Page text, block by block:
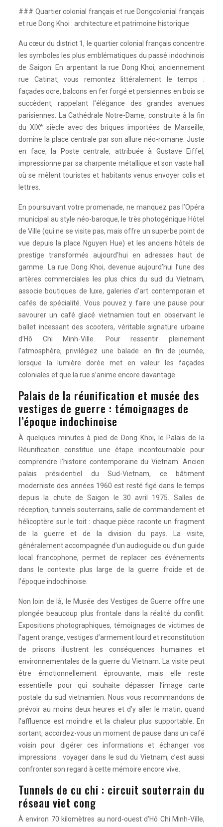
### Quartier colonial français et rue Dongcolonial français
et rue Dong Khoi : architecture et patrimoine historique
Au cœur du district 1, le quartier colonial français concentre
les symboles les plus emblématiques du passé indochinois
de Saigon. En arpentant la rue Dong Khoi, anciennement
rue Catinat, vous remontez littéralement le temps :
façades ocre, balcons en fer forgé et persiennes en bois se
succèdent, rappelant l’élégance des grandes avenues
parisiennes. La Cathédrale Notre-Dame, construite à la fin
du XIXesiècle avec des briques importées de Marseille,
domine la place centrale par son allure néo-romane. Juste
en face, la Poste centrale, attribuée à Gustave Eiffel,
impressionne par sa charpente métallique et son vaste hall
où se mêlent touristes et habitants venus envoyer colis et
lettres.
En poursuivant votre promenade, ne manquez pas l’Opéra
municipal au style néo-baroque, le très photogénique Hôtel
de Ville (qui ne se visite pas, mais offre un superbe point de
vue depuis la place Nguyen Hue) et les anciens hôtels de
prestige transformés aujourd’hui en adresses haut de
gamme. La rue Dong Khoi, devenue aujourd’hui l’une des
artères commerciales les plus chics du sud du Vietnam,
associe boutiques de luxe, galeries d’art contemporain et
cafés de spécialité. Vous pouvez y faire une pause pour
savourer un café glacé vietnamien tout en observant le
ballet incessant des scooters, véritable signature urbaine
d’Hô Chi Minh-Ville. Pour ressentir pleinement
l’atmosphère, privilégiez une balade en fin de journée,
lorsque la lumière dorée met en valeur les façades
coloniales et que la rue s’anime encore davantage.
Palais de la réunification et musée des
vestiges de guerre : témoignages de
l’époque indochinoise
À quelques minutes à pied de Dong Khoi, le Palais de la
Réunification constitue une étape incontournable pour
comprendre l’histoire contemporaine du Vietnam. Ancien
palais présidentiel du Sud-Vietnam, ce bâtiment
moderniste des années 1960 est resté figé dans le temps
depuis la chute de Saigon le 30 avril 1975. Salles de
réception, tunnels souterrains, salle de commandement et
hélicoptère sur le toit : chaque pièce raconte un fragment
de la guerre et de la division du pays. La visite,
généralement accompagnée d’un audioguide ou d’un guide
local francophone, permet de replacer ces événements
dans le contexte plus large de la guerre froide et de
l’époque indochinoise.
Non loin de là, le Musée des Vestiges de Guerre offre une
plongée beaucoup plus frontale dans la réalité du conflit.
Expositions photographiques, témoignages de victimes de
l’agent orange, vestiges d’armement lourd et reconstitution
de prisons illustrent les conséquences humaines et
environnementales de la guerre du Vietnam. La visite peut
être émotionnellement éprouvante, mais elle reste
essentielle pour qui souhaite dépasser l’image carte
postale du sud vietnamien. Nous vous recommandons de
prévoir au moins deux heures et d’y aller le matin, quand
l’affluence est moindre et la chaleur plus supportable. En
sortant, accordez-vous un moment de pause dans un café
voisin pour digérer ces informations et échanger vos
impressions : voyager dans le sud du Vietnam, c’est aussi
confronter son regard à cette mémoire encore vive.
Tunnels de cu chi : circuit souterrain du
réseau viet cong
À environ 70 kilomètres au nord-ouest d’Hô Chi Minh-Ville,